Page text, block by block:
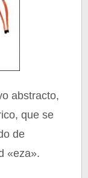
abstracto,
que se
de
«eza».